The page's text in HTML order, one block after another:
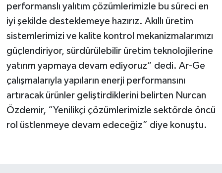
performanslı yalıtım çözümlerimizle bu süreci en
iyi şekilde desteklemeye hazırız. Akıllı üretim
sistemlerimizi ve kalite kontrol mekanizmalarımızı
güçlendiriyor, sürdürülebilir üretim teknolojilerine
yatırım yapmaya devam ediyoruz” dedi. Ar-Ge
çalışmalarıyla yapıların enerji performansını
artıracak ürünler geliştirdiklerini belirten Nurcan
Özdemir, “Yenilikçi çözümlerimizle sektörde öncü
rol üstlenmeye devam edeceğiz” diye konuştu.